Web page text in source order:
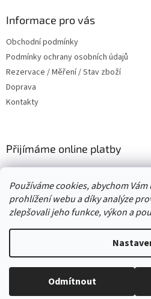
Používáme cookies, abychom
prohlížení webu a díky analýze
zlepšovali jeho funkce, výkon a
Odmítnout
Informace pro vás
Obchodní podmínky
Podmínky ochrany osobních údajů
Rezervace / Měření / Stav zboží
Doprava
Kontakty
Přijímáme online platby
Copyright 2026Second hand
vyhrazena.Upravit